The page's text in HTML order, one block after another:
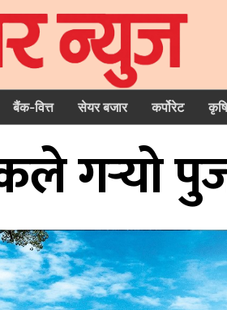
बैंक-वित्त सेयर बजार कर्पोरेट कृषि
गर्‍यो